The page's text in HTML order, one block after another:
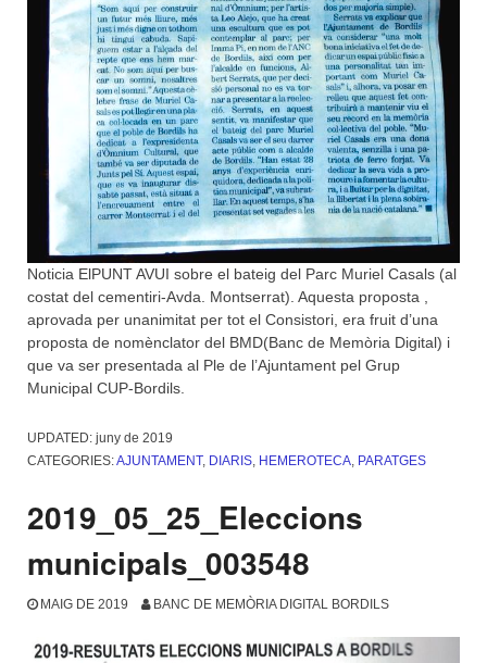
Noticia ElPUNT AVUI sobre el bateig del Parc Muriel Casals (al
costat del cementiri-Avda. Montserrat). Aquesta proposta ,
aprovada per unanimitat per tot el Consistori, era fruit d’una
proposta de nomènclator del BMD(Banc de Memòria Digital) i
que va ser presentada al Ple de l’Ajuntament pel Grup
Municipal CUP-Bordils.
UPDATED: juny de 2019
CATEGORIES:AJUNTAMENT, DIARIS, HEMEROTECA, PARATGES
2019_05_25_Eleccions
municipals_003548
MAIG DE 2019 BANC DE MEMÒRIA DIGITAL BORDILS